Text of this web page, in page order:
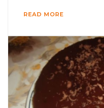
READ MORE